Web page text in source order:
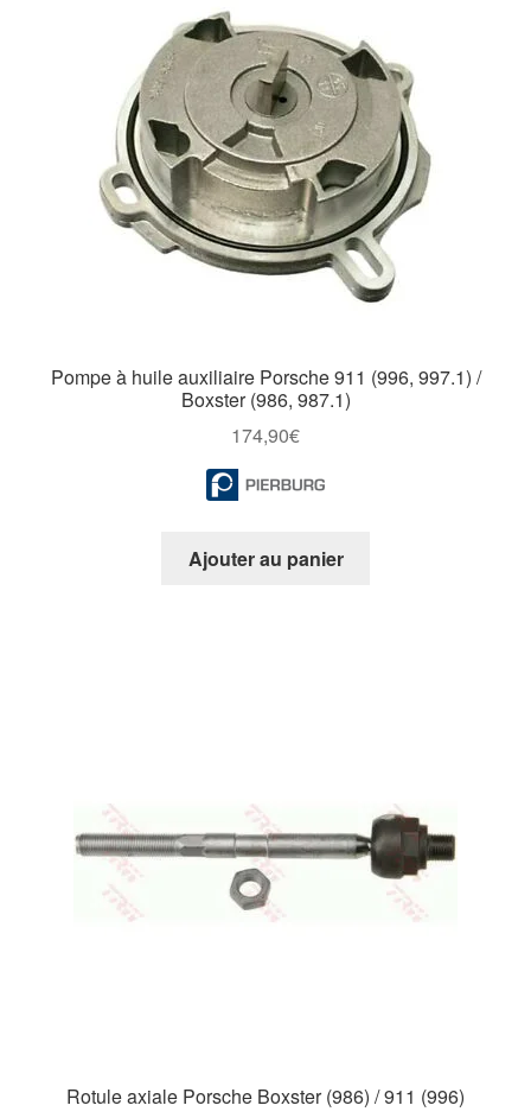
Pompe à huile auxiliaire Porsche 911 (996, 997.1) /
Boxster (986, 987.1)
174,90€
Ajouter au panier
Rotule axiale Porsche Boxster (986) / 911 (996)